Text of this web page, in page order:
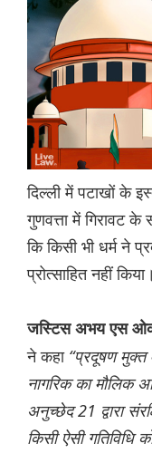
दिल्ली में पटाखों के
गुणवत्ता में गिरावट के
कि किसी भी धर्म ने
प्रोत्साहित नहीं किया।
जस्टिस अभय एस
ने कहा “प्रदूषण मुक्त
नागरिक का मौलिक
अनुच्छेद 21 द्वारा
किसी ऐसी गतिविधि